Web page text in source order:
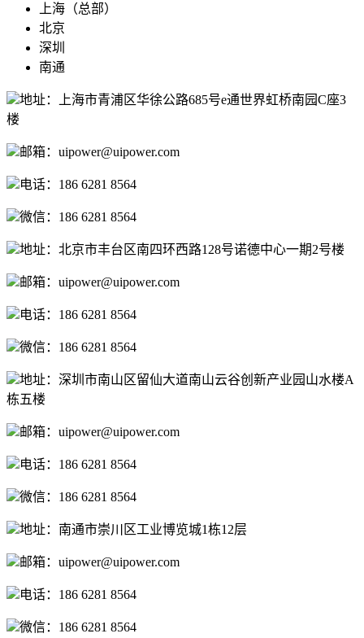
上海（总部）
北京
深圳
南通
地址：上海市青浦区华徐公路685号e通世界虹桥南园C座3
楼
邮箱：uipower@uipower.com
电话：186 6281 8564
微信：186 6281 8564
地址：北京市丰台区南四环西路128号诺德中心一期2号楼
邮箱：uipower@uipower.com
电话：186 6281 8564
微信：186 6281 8564
地址：深圳市南山区留仙大道南山云谷创新产业园山水楼A
栋五楼
邮箱：uipower@uipower.com
电话：186 6281 8564
微信：186 6281 8564
地址：南通市崇川区工业博览城1栋12层
邮箱：uipower@uipower.com
电话：186 6281 8564
微信：186 6281 8564